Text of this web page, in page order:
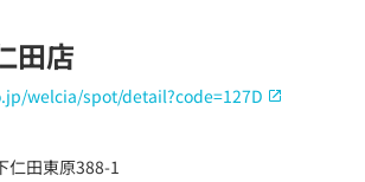
田店
welcia/spot/detail?code=127D
仁田東原388-1